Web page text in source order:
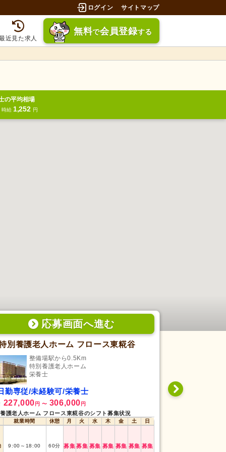
ログイン サイトマップ
近見た求人
無料で会員登録する
の平均相場
時給 1,252 円
応募画面へ進む
別養護老人ホーム フロース東糀谷
整備場駅から0.5Km
特別養護老人ホーム
栄養士
勤専従/未経験可/栄養士
227,000 円 〜 306,000 円
護老人ホーム フロース東糀谷のシフト募集状況
就業時間 休憩 月 火 水 木 金 土 日
9:00 ～ 18:00 60分 募集募集 募集 募集 募集 募集 募集
日勤専従/経